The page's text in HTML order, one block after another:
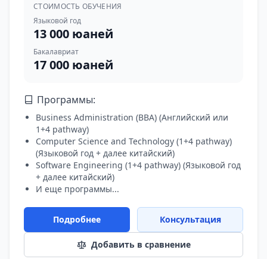
СТОИМОСТЬ ОБУЧЕНИЯ
Языковой год
13 000 юаней
Бакалавриат
17 000 юаней
Программы:
Business Administration (BBA) (Английский или
1+4 pathway)
Computer Science and Technology (1+4 pathway)
(Языковой год + далее китайский)
Software Engineering (1+4 pathway) (Языковой год
+ далее китайский)
И еще программы...
Подробнее Консультация
Добавить в сравнение